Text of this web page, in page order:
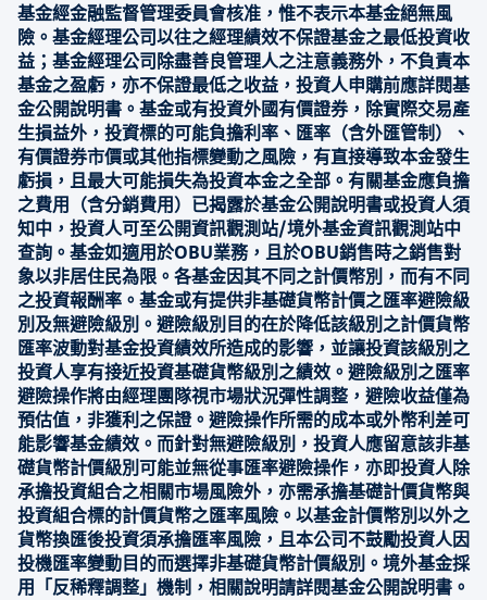
基金經金融監督管理委員會核准，惟不表示本基金絕無風
險。基金經理公司以往之經理績效不保證基金之最低投資收
益；基金經理公司除盡善良管理人之注意義務外，不負責本
基金之盈虧，亦不保證最低之收益，投資人申購前應詳閱基
金公開說明書。基金或有投資外國有價證券，除實際交易產
生損益外，投資標的可能負擔利率、匯率（含外匯管制）、
有價證券市價或其他指標變動之風險，有直接導致本金發生
虧損，且最大可能損失為投資本金之全部。有關基金應負擔
之費用（含分銷費用）已揭露於基金公開說明書或投資人須
知中，投資人可至公開資訊觀測站/境外基金資訊觀測站中
查詢。基金如適用於OBU業務，且於OBU銷售時之銷售對
象以非居住民為限。各基金因其不同之計價幣別，而有不同
之投資報酬率。基金或有提供非基礎貨幣計價之匯率避險級
別及無避險級別。避險級別目的在於降低該級別之計價貨幣
匯率波動對基金投資績效所造成的影響，並讓投資該級別之
投資人享有接近投資基礎貨幣級別之績效。避險級別之匯率
避險操作將由經理團隊視市場狀況彈性調整，避險收益僅為
預估值，非獲利之保證。避險操作所需的成本或外幣利差可
能影響基金績效。而針對無避險級別，投資人應留意該非基
礎貨幣計價級別可能並無從事匯率避險操作，亦即投資人除
承擔投資組合之相關市場風險外，亦需承擔基礎計價貨幣與
投資組合標的計價貨幣之匯率風險。以基金計價幣別以外之
貨幣換匯後投資須承擔匯率風險，且本公司不鼓勵投資人因
投機匯率變動目的而選擇非基礎貨幣計價級別。境外基金採
用「反稀釋調整」機制，相關說明請詳閱基金公開說明書。